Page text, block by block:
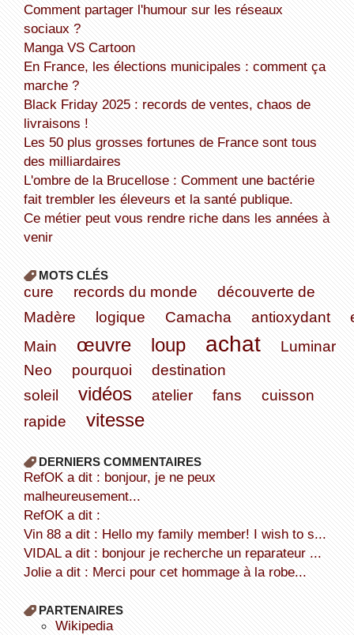
Comment partager l'humour sur les réseaux
sociaux ?
Manga VS Cartoon
En France, les élections municipales : comment ça
marche ?
Black Friday 2025 : records de ventes, chaos de
livraisons !
Les 50 plus grosses fortunes de France sont tous
des milliardaires
L'ombre de la Brucellose : Comment une bactérie
fait trembler les éleveurs et la santé publique.
Ce métier peut vous rendre riche dans les années à
venir
MOTS CLÉS
cure records du monde
découverte de
Madère
logique Camacha antioxydant
Main
œuvre loup achat
Luminar
Neo
pourquoi
destination
soleil
vidéos atelier fans
cuisson
rapide
vitesse
DERNIERS COMMENTAIRES
refOK a dit : bonjour, je ne peux
malheureusement...
refOK a dit :
Vin 88 a dit : Hello my family member! I wish to s...
VIDAL a dit : bonjour je recherche un reparateur ...
Jolie a dit : Merci pour cet hommage à la robe...
PARTENAIRES
wikipedia